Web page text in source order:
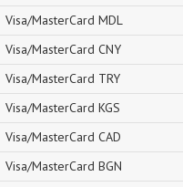
Visa/MasterCard MDL
Visa/MasterCard CNY
Visa/MasterCard TRY
Visa/MasterCard KGS
Visa/MasterCard CAD
Visa/MasterCard BGN